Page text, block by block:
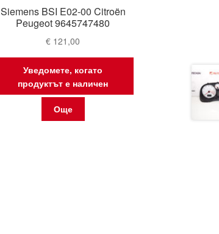
Siemens BSI E02-00 Citroën
Peugeot 9645747480
€ 121,00
Уведомете, когато
продуктът е наличен
Още